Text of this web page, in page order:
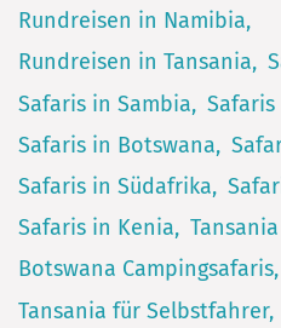
Rundreisen in Namibia
Rundreisen in Tansania
Safaris in Sambia
Safaris in Botswana
Safaris in Südafrika
Safaris in Kenia
Botswana Campingsafaris
Tansania für Selbstfahrer